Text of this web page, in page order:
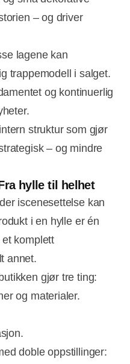
– og driver
lagene kan
trappemodell i salget.
og kontinuerlig
struktur som gjør
– og mindre
hylle til helhet
iscenesettelse kan
i en hylle er én
komplett
annet.
gjør tre ting:
og materialer.
doble oppstillinger: